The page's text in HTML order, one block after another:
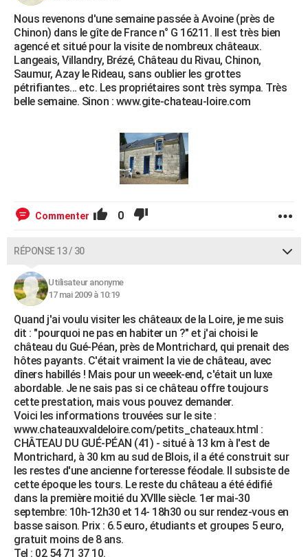
Nous revenons d'une semaine passée à Avoine (près de
Chinon) dans le gîte de France n° G 16211. Il est très bien
agencé et situé pour la visite de nombreux châteaux.
Langeais, Villandry, Brézé, Château du Rivau, Chinon,
Saumur, Azay le Rideau, sans oublier les grottes
pétrifiantes... etc. Les propriétaires sont très sympa. Très
belle semaine. Sinon : www.gite-chateau-loire.com
Commenter 0
RÉPONSE 13 / 30
Utilisateur anonyme
17 mai 2009 à 10:19
Quand j'ai voulu visiter les châteaux de la Loire, je me suis
dit : "pourquoi ne pas en habiter un ?" et j'ai choisi le
château du Gué-Péan, près de Montrichard, qui prenait des
hôtes payants. C'était vraiment la vie de château, avec
dîners habillés ! Mais pour un weeek-end, c'était un luxe
abordable. Je ne sais pas si ce château offre toujours
cette prestation, mais vous pouvez demander.
Voici les informations trouvées sur le site :
www.chateauxvaldeloire.com/petits_chateaux.html :
CHÂTEAU DU GUÉ-PÉAN (41) - situé à 13 km à l'est de
Montrichard, à 30 km au sud de Blois, il a été construit sur
les restes d'une ancienne forteresse féodale. Il subsiste de
cette époque les tours. Le reste du château a été édifié
dans la première moitié du XVIIIe siècle. 1er mai-30
septembre: 10h-12h30 et 14- 18h30 ou sur rendez-vous en
basse saison. Prix : 6.5 euro, étudiants et groupes 5 euro,
gratuit moins de 8 ans.
Tel : 02 54 71 37 10.